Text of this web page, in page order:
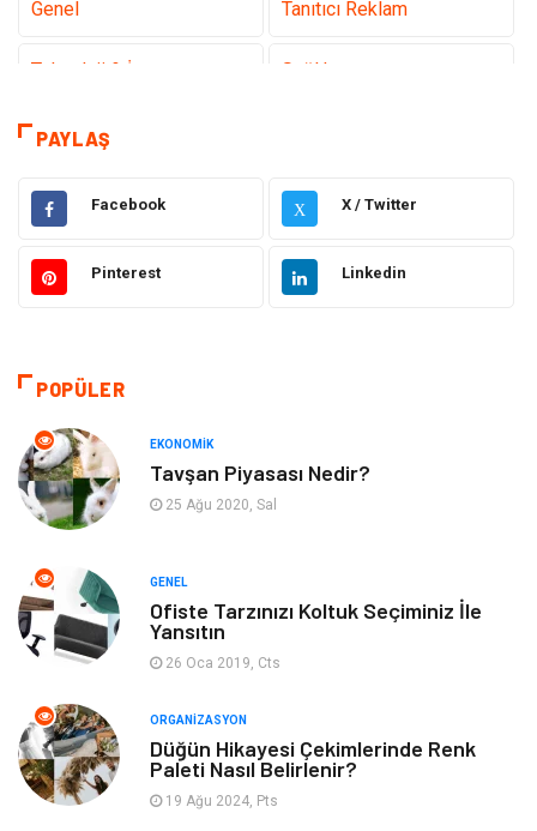
Genel Tanıtıcı Reklam
Teknoloji & İnternet Sağlık
teknoloji
Hukuk Giyim
Elektronik Makine
Sağlıklı Yaşam
Otomotiv
Tatil
Yeme & İçme Spor
Gençlik & Eğlence Keyif & Hobi
Aksesuarlar
PAYLAŞ
Facebook X X / Twitter
Pinterest Linkedin
POPÜLER
EKONOMIK
Tavşan Piyasası Nedir?
25 Ağu 2020, Sal
GENEL
Ofiste Tarzınızı Koltuk Seçiminiz İle
Yansıtın
26 Oca 2019, Cts
ORGANIZASYON
Düğün Hikayesi Çekimlerinde Renk
Paleti Nasıl Belirlenir?
19 Ağu 2024, Pts